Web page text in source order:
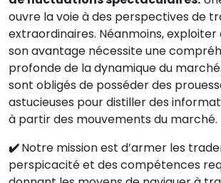
ouvre la voie à des perspectives de
extraordinaires. Néanmoins,
son avantage nécessite une
profonde de la dynamique du
sont obligés de posséder des
astucieuses pour distiller des
à partir des mouvements du marché.
✔️Notre mission est d’armer les
perspicacité et des compétences